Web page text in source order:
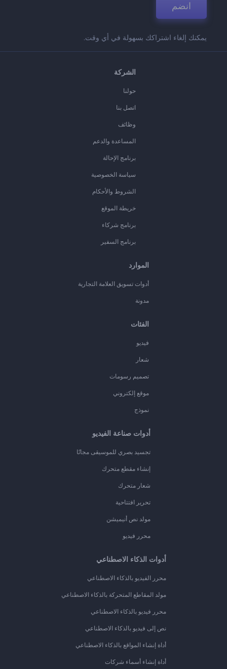
انضم
يمكنك إلغاء اشتراكك بسهولة في أي وقت.
الشركة
حولنا
اتصل بنا
وظائف
المساعدة والدعم
برنامج الإحالة
سياسة الخصوصية
الشروط والأحكام
خريطة الموقع
برنامج شركاء
برنامج السفير
الموارد
أدوات تسويق العلامة التجارية
مدونة
الفئات
فيديو
شعار
تصميم رسومات
موقع إلكتروني
نموذج
أدوات صناعة الفيديو
تجسيد بصري للموسيقى مجانًا
إنشاء مقطع متحرك
شعار متحرك
تحرير افتتاحية
مولد نص أنيميشن
محرر فيديو
أدوات الذكاء الاصطناعي
محرر الفيديو بالذكاء الاصطناعي
مولد المقاطع المتحركة بالذكاء الاصطناعي
محرر فيديو بالذكاء الاصطناعي
نص إلى فيديو بالذكاء الاصطناعي
أداة إنشاء المواقع بالذكاء الاصطناعي
أداة إنشاء أسماء شركات